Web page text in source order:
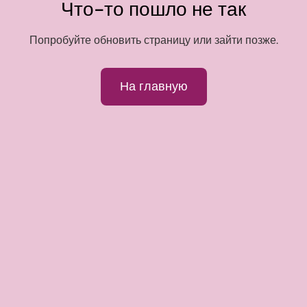
Что-то пошло не так
Попробуйте обновить страницу или зайти позже.
На главную